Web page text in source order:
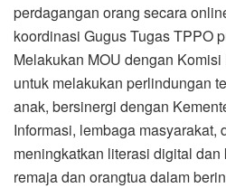
perdagangan orang secara
koordinasi Gugus Tugas TPPO
Melakukan MOU dengan
untuk melakukan perlindungan
anak, bersinergi dengan
Informasi, lembaga masyarakat,
meningkatkan literasi digital dan
remaja dan orangtua dalam